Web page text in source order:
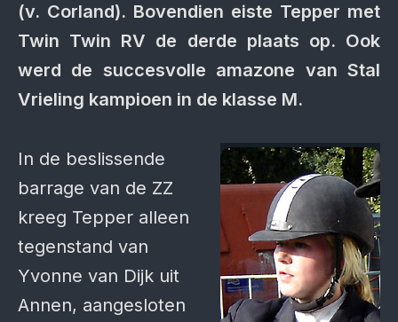
(v. Corland). Bovendien eiste Tepper met
Twin Twin RV de derde plaats op. Ook
werd de succesvolle amazone van Stal
Vrieling kampioen in de klasse M.
In de beslissende
barrage van de ZZ
kreeg Tepper alleen
tegenstand van
Yvonne van Dijk uit
Annen, aangesloten